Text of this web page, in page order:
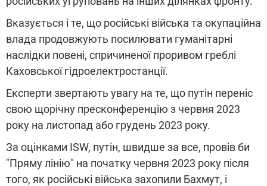
Вказується і те, що російські війська та окупаційна
влада продовжують посилювати гуманітарні
наслідки повені, спричиненої проривом греблі
Каховської гідроелектростанції.
Експерти звертають увагу на те, що путін переніс
свою щорічну пресконференцію з червня 2023
року на листопад або грудень 2023 року.
За оцінками ISW, путін, швидше за все, провів би
"Пряму лінію" на початку червня 2023 року після
того, як російські війська захопили Бахмут, і